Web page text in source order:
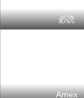
必読
Amex